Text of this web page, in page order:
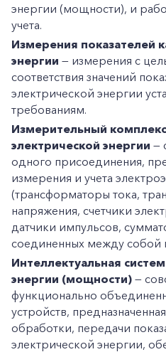
энергии (мощности), и
учета.
Измерения показателей
энергии — измерения с
соответствия значений
электрической энергии
требованиям.
Измерительный
электрической энергии —
одного присоединения,
измерения и учета
(трансформаторы тока,
напряжения, счетчики
датчики импульсов,
соединенных между собой
Интеллектуальная
энергии (мощности) —
функционально
устройств,
обработки, передачи
электрической энергии,